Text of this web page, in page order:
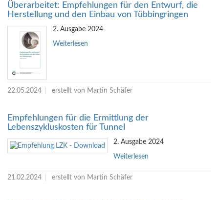
Überarbeitet: Empfehlungen für den Entwurf, die
Herstellung und den Einbau von Tübbingringen
2. Ausgabe 2024
Weiterlesen
22.05.2024 erstellt von Martin Schäfer
Empfehlungen für die Ermittlung der
Lebenszykluskosten für Tunnel
2. Ausgabe 2024
Weiterlesen
21.02.2024 erstellt von Martin Schäfer